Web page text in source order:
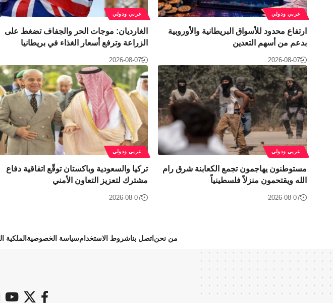
عربي ودولي
ارتفاع محدود للأسواق البريطانية والأوروبية
بدعم من أسهم التعدين
2026-08-07
عربي ودولي
الغارديان: موجات الحر والجفاف تضغط على
الزراعة وترفع أسعار الغذاء في بريطانيا
2026-08-07
عربي ودولي
مستوطنون يهاجمون تجمع الكعابنة شرق رام
الله ويقتحمون منزلاً فلسطينياً
2026-08-07
عربي ودولي
تركيا والسعودية وباكستان توقّع اتفاقية دفاع
مشترك لتعزيز التعاون الأمني
2026-08-07
من نحن اتصل بناشروط الاستخدامسياسة الخصوصية الملكية